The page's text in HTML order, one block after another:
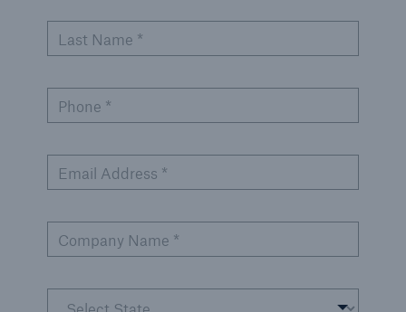
Last Name *
Phone *
Email Address *
Company Name *
HSB Front Door